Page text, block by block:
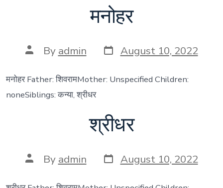
मनोहर
Post
author
By admin Post
date
August 10, 2022
मनोहर Father: शिवरामMother: Unspecified Children:
noneSiblings: कन्या, श्रीधर
श्रीधर
Post
author
By admin Post
date
August 10, 2022